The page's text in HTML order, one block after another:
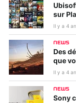
sur
Il y a 4
NEWS
Des
que
Il y a 4
NEWS
Sony